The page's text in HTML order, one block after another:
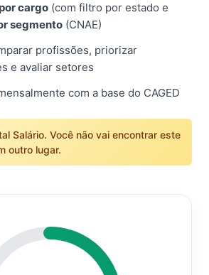
por cargo (com filtro por estado e
segmento (CNAE)
profissões, priorizar
e avaliar setores
com a base do CAGED
Salário. Você não vai encontrar este
outro lugar.